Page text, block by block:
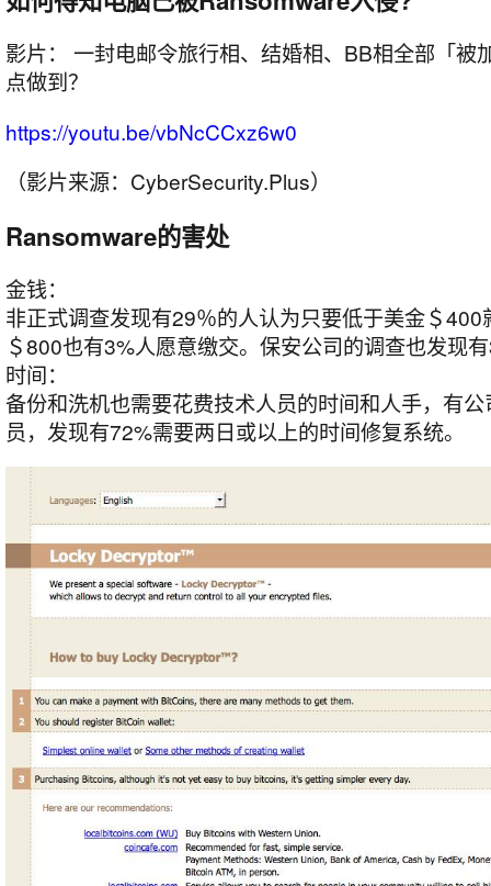
影片： 一封电邮令旅行相、结婚相、BB相全部「被
点做到？
https://youtu.be/vbNcCCxz6w0
（影片来源：CyberSecurity.Plus）
Ransomware的害处
金钱：
非正式调查发现有29％的人认为只要低于美金＄
＄800也有3%人愿意缴交。保安公司的调查也发现
时间：
备份和洗机也需要花费技术人员的时间和人手，有
员，发现有72%需要两日或以上的时间修复系统。